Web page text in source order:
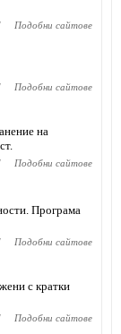
Подобни сайтове
Подобни сайтове
на
Подобни сайтове
Програма
Подобни сайтове
с кратки
Подобни сайтове